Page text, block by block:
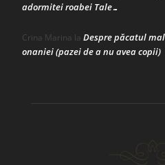
adormitei roabei Tale…
Crina Marina la Despre păcatul
onaniei (pazei de a nu avea copii)